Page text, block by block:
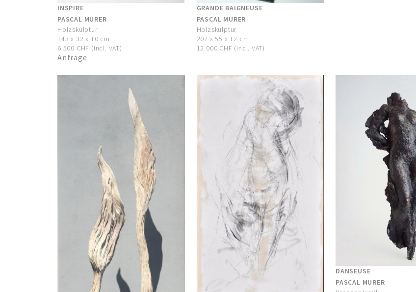
INSPIRE
PASCAL MURER
Holzskulptur
143 x 32 x 10 cm
6.500 CHF (incl. VAT)
Anfrage
GRANDE BAIGNEUSE
PASCAL MURER
Holzskulptur
207 x 55 x 12 cm
12.000 CHF (incl. VAT)
DANSEUSE
PASCAL MURER